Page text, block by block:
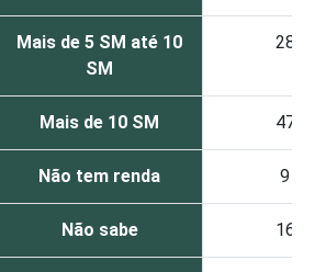
Mais de 5 SM até 10
SM
28
Mais de 10 SM 47
Não tem renda 9
Não sabe 16